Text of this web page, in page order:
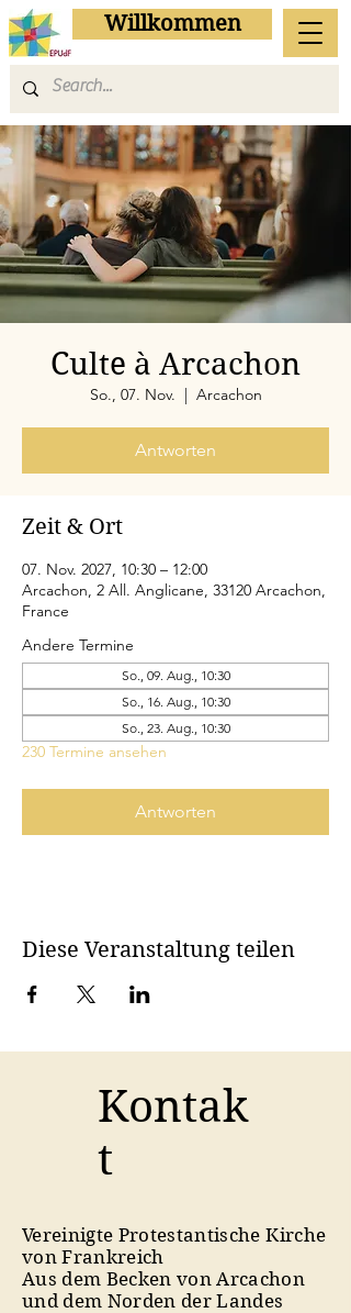
Willkommen
Culte à Arcachon
So., 07. Nov.
  |
Arcachon
Antworten
Zeit & Ort
07. Nov. 2027, 10:30 – 12:00
Arcachon, 2 All. Anglicane, 33120 Arcachon,
France
Andere Termine
So., 09. Aug., 10:30
So., 16. Aug., 10:30
So., 23. Aug., 10:30
230 Termine ansehen
Antworten
Diese Veranstaltung teilen
Kontak
t
Vereinigte Protestantische Kirche
von Frankreich
Aus dem Becken von Arcachon
und dem Norden der Landes